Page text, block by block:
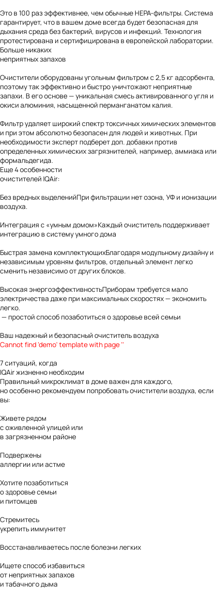
Это в 100 раз эффективнее, чем обычные HEPA-фильтры. Система
гарантирует, что в вашем доме всегда будет безопасная для
дыхания среда без бактерий, вирусов и инфекций. Технология
протестирована и сертифицирована в европейской лаборатории.
Больше никаких
неприятных запахов
Очистители оборудованы угольным фильтром с 2,5 кг адсорбента,
поэтому так эффективно и быстро уничтожают неприятные
запахи. В его основе — уникальная смесь активированного угля и
окиси алюминия, насыщенной перманганатом калия.
Фильтр удаляет широкий спектр токсичных химических элементов
и при этом абсолютно безопасен для людей и животных. При
необходимости эксперт подберет доп. добавки против
определенных химических загрязнителей, например, аммиака или
формальдегида.
Еще 4 особенности
очистителей IQAir:
Без вредных выделенийПри фильтрации нет озона, УФ и ионизации
воздуха.
Интеграция с «умным домом»Каждый очиститель поддерживает
интеграцию в систему умного дома
Быстрая замена комплектующихБлагодаря модульному дизайну и
независимым уровням фильтров, отдельный элемент легко
сменить независимо от других блоков.
Высокая энергоэффективностьПриборам требуется мало
электричества даже при максимальных скоростях — экономить
легко.
— простой способ позаботиться о здоровье всей семьи
Ваш надежный и безопасный очиститель воздуха
Cannot find 'demo' template with page ''
7 ситуаций, когда
IQAir жизненно необходим
Правильный микроклимат в доме важен для каждого,
но особенно рекомендуем попробовать очистители воздуха, если
вы:
Живете рядом
с оживленной улицей или
в загрязненном районе
Подвержены
аллергии или астме
Хотите позаботиться
о здоровье семьи
и питомцев
Стремитесь
укрепить иммунитет
Восстанавливаетесь после болезни легких
Ищете способ избавиться
от неприятных запахов
и табачного дыма